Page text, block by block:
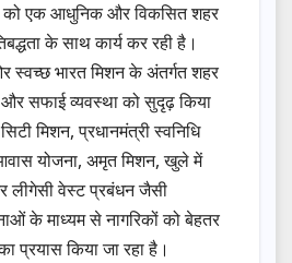
को एक आधुनिक और विकसित शहर
के साथ कार्य कर रही है।
स्वच्छ भारत मिशन के अंतर्गत शहर
सफाई व्यवस्था को सुदृढ़ किया
मिशन, प्रधानमंत्री स्वनिधि
योजना, अमृत मिशन, खुले में
लीगेसी वेस्ट प्रबंधन जैसी
के माध्यम से नागरिकों को बेहतर
प्रयास किया जा रहा है।